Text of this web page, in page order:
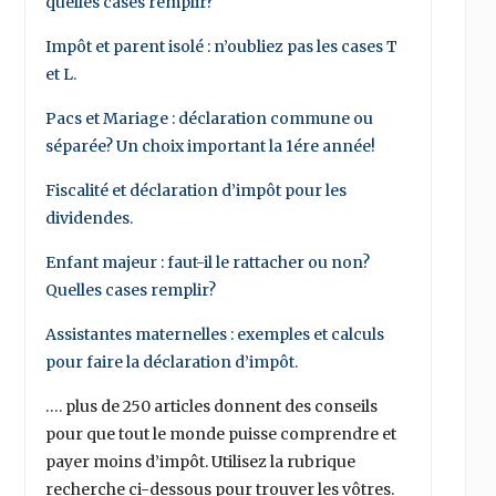
Impôt et parent isolé : n’oubliez pas les cases T
et L.
Pacs et Mariage : déclaration commune ou
séparée? Un choix important la 1ére année!
Fiscalité et déclaration d’impôt pour les
dividendes.
Enfant majeur : faut-il le rattacher ou non?
Quelles cases remplir?
Assistantes maternelles : exemples et calculs
pour faire la déclaration d’impôt.
…. plus de 250 articles donnent des conseils
pour que tout le monde puisse comprendre et
payer moins d’impôt. Utilisez la rubrique
recherche ci-dessous pour trouver les vôtres.